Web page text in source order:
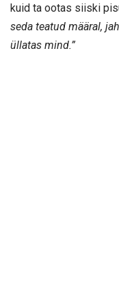
kuid ta ootas siiski
seda teatud määral,
üllatas mind.”